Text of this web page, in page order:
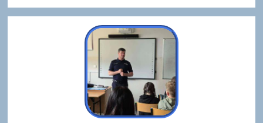
WIADOMOŚCI